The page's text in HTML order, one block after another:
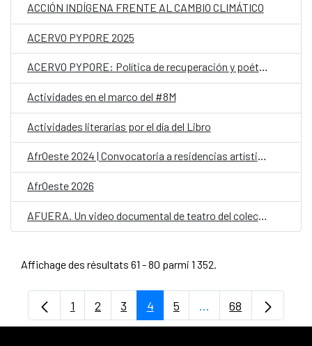
ACCIÓN INDÍGENA FRENTE AL CAMBIO CLIMÁTICO
ACERVO PYPORE 2025
ACERVO PYPORE: Política de recuperación y poética de preservación de memorias sexo genéricas silenciadas
Actividades en el marco del #8M
Actividades literarias por el día del Libro
AfrOeste 2024 | Convocatoria a residencias artísticas
AfrOeste 2026
AFUERA. Un video documental de teatro del colectivo Siluetas (El Salvador)
Affichage des résultats 61 - 80 parmi 1 352.
Page
1 Page
2 Page
3 Page
4 Page
5 ...PagesPage
68